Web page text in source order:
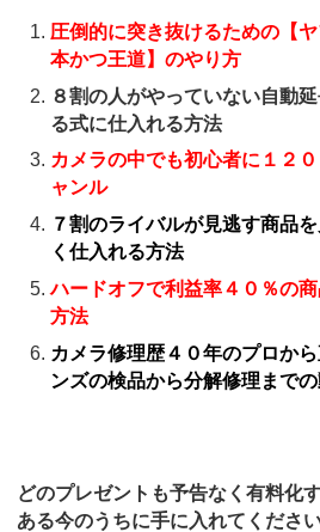
圧倒的に突き抜けるための【
本かつ王道】のやり方
８割の人がやっていない自動
る式に仕入れる方法
カメラの中でも初心者に１２
ャンル
７割のライバルが見逃す商品
く仕入れる方法
ハードオフで利益率４０％の
方法
カメラ修理歴４０年のプロか
ンズの検品から分解修理まで
どのプレゼントも予告なく有料化
ある今のうちに手に入れてください